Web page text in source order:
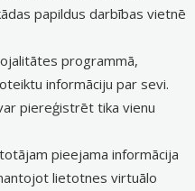
papildus darbības vietnē
programmā,
informāciju par sevi.
piereģistrēt tika vienu
pieejama informācija
lietotnes virtuālo